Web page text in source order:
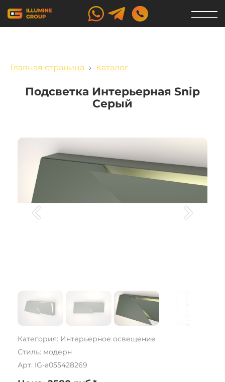
Главная страница › Каталог
Подсветка Интерьерная Snip
Серый
Категория: Интерьерное освещение
Стиль: модерн
Арт: IG-a055428269